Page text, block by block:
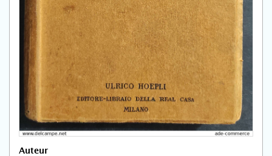
Auteur